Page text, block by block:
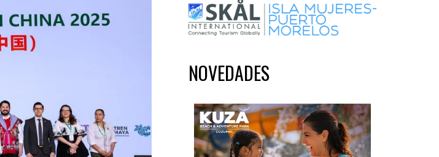
NOVEDADES